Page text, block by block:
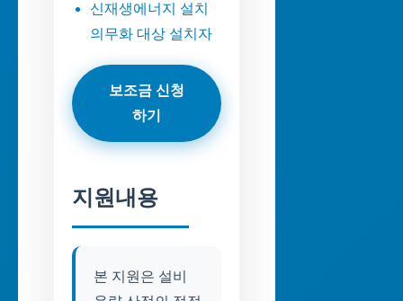
신재생에너지 설치
의무화 대상 설치자
보조금 신청
하기
지원내용
본 지원은 설비